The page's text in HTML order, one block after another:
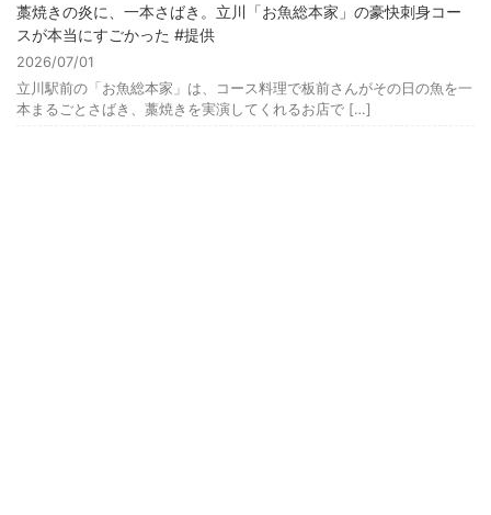
藁焼きの炎に、一本さばき。立川「お魚総本家」の豪快刺身コー
スが本当にすごかった #提供
2026/07/01
立川駅前の「お魚総本家」は、コース料理で板前さんがその日の魚を一
本まるごとさばき、藁焼きを実演してくれるお店で […]